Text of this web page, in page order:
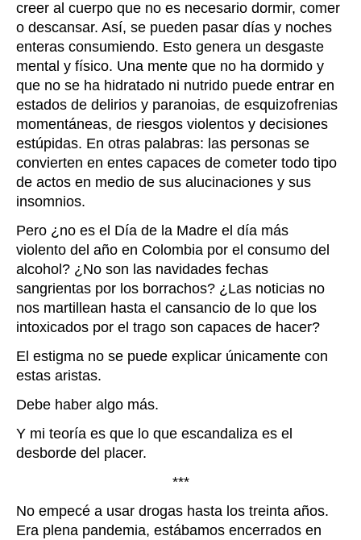
creer al cuerpo que no es necesario dormir, comer
o descansar. Así, se pueden pasar días y noches
enteras consumiendo. Esto genera un desgaste
mental y físico. Una mente que no ha dormido y
que no se ha hidratado ni nutrido puede entrar en
estados de delirios y paranoias, de esquizofrenias
momentáneas, de riesgos violentos y decisiones
estúpidas. En otras palabras: las personas se
convierten en entes capaces de cometer todo tipo
de actos en medio de sus alucinaciones y sus
insomnios.
Pero ¿no es el Día de la Madre el día más
violento del año en Colombia por el consumo del
alcohol? ¿No son las navidades fechas
sangrientas por los borrachos? ¿Las noticias no
nos martillean hasta el cansancio de lo que los
intoxicados por el trago son capaces de hacer?
El estigma no se puede explicar únicamente con
estas aristas.
Debe haber algo más.
Y mi teoría es que lo que escandaliza es el
desborde del placer.
***
No empecé a usar drogas hasta los treinta años.
Era plena pandemia, estábamos encerrados en